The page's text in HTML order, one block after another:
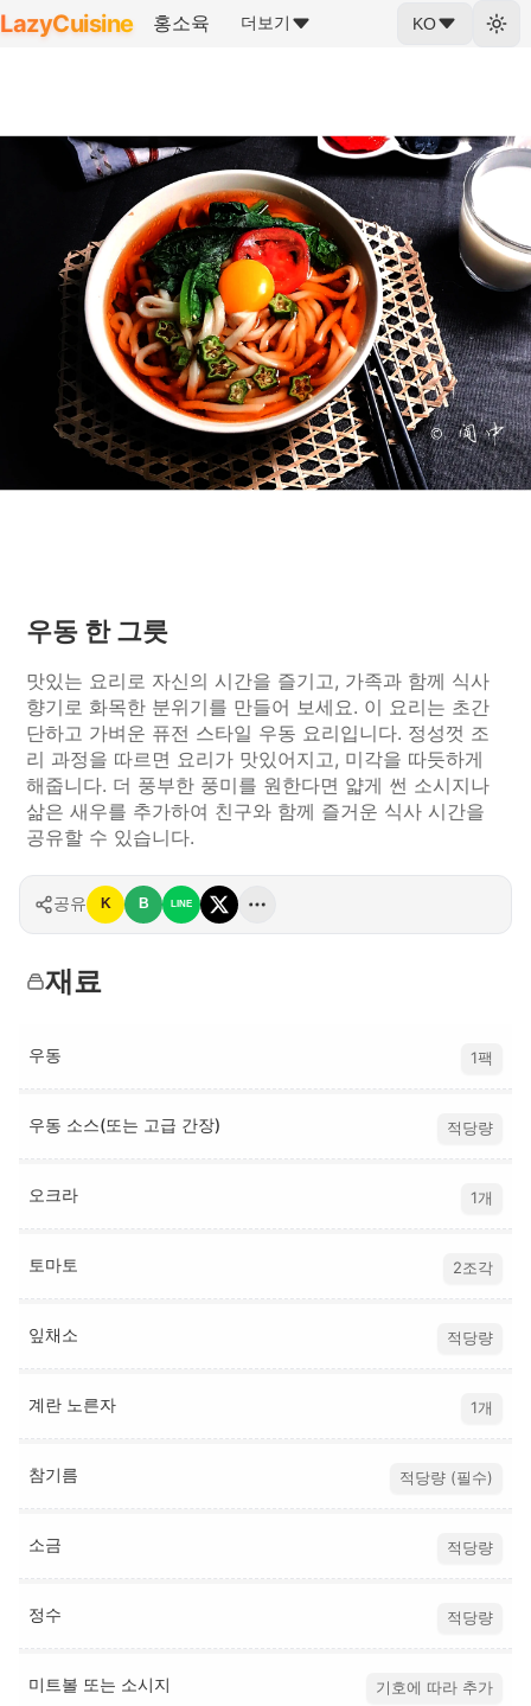
LazyCuisine 홍소육 더보기 KO
우동 한 그릇
맛있는 요리로 자신의 시간을 즐기고, 가족과 함께 식사
향기로 화목한 분위기를 만들어 보세요. 이 요리는 초간
단하고 가벼운 퓨전 스타일 우동 요리입니다. 정성껏 조
리 과정을 따르면 요리가 맛있어지고, 미각을 따듯하게
해줍니다. 더 풍부한 풍미를 원한다면 얇게 썬 소시지나
삶은 새우를 추가하여 친구와 함께 즐거운 식사 시간을
공유할 수 있습니다.
공유 K B LINE
재료
우동 1팩
우동 소스(또는 고급 간장) 적당량
오크라 1개
토마토 2조각
잎채소 적당량
계란 노른자 1개
참기름 적당량 (필수)
소금 적당량
정수 적당량
미트볼 또는 소시지 기호에 따라 추가